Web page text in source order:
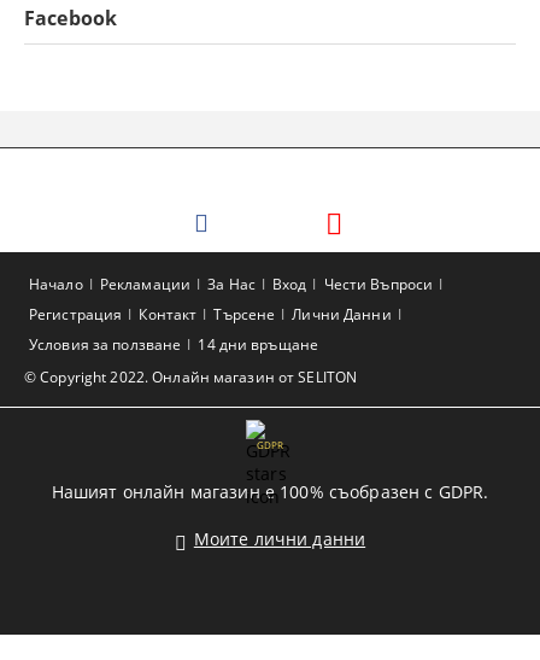
Facebook
© Copyright 2022. Онлайн магазин от SELITON
Начало Рекламации За Нас Вход
Чести Въпроси
Регистрация
Контакт Търсене
Лични Данни
Условия за ползване
14 дни връщане
GDPR
Нашият онлайн магазин е 100% съобразен с GDPR.
Моите лични данни